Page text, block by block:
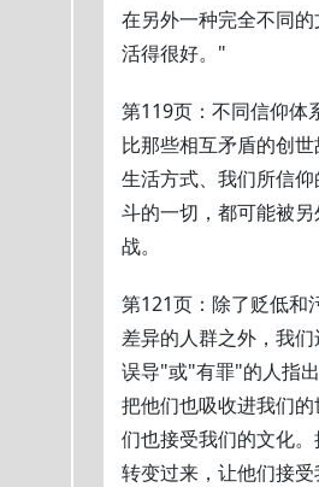
在另外一种完全不同
活得很好。"
第119页：不同信仰体
比那些相互矛盾的创
生活方式、我们所信
斗的一切，都可能被
战。
第121页：除了贬低和
差异的人群之外，我
误导"或"有罪"的人指
把他们也吸收进我们
们也接受我们的文化
转变过来，让他们接